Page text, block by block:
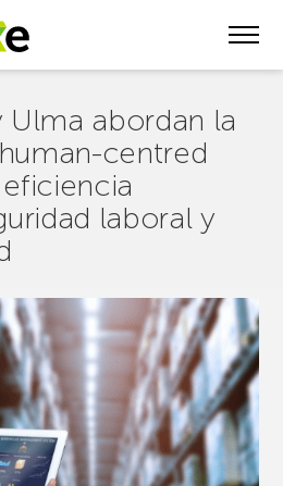
Ulma abordan la
centred
laboral y